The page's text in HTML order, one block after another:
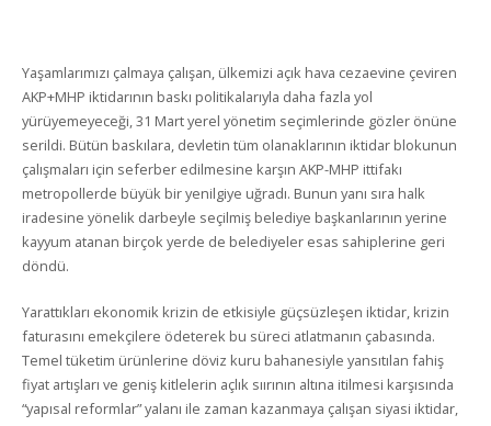
Yaşamlarımızı çalmaya çalışan, ülkemizi açık hava cezaevine çeviren
AKP+MHP iktidarının baskı politikalarıyla daha fazla yol
yürüyemeyeceği, 31 Mart yerel yönetim seçimlerinde gözler önüne
serildi. Bütün baskılara, devletin tüm olanaklarının iktidar blokunun
çalışmaları için seferber edilmesine karşın AKP-MHP ittifakı
metropollerde büyük bir yenilgiye uğradı. Bunun yanı sıra halk
iradesine yönelik darbeyle seçilmiş belediye başkanlarının yerine
kayyum atanan birçok yerde de belediyeler esas sahiplerine geri
döndü.
Yarattıkları ekonomik krizin de etkisiyle güçsüzleşen iktidar, krizin
faturasını emekçilere ödeterek bu süreci atlatmanın çabasında.
Temel tüketim ürünlerine döviz kuru bahanesiyle yansıtılan fahiş
fiyat artışları ve geniş kitlelerin açlık sıırının altına itilmesi karşısında
“yapısal reformlar” yalanı ile zaman kazanmaya çalışan siyasi iktidar,